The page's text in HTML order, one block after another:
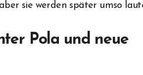
sie werden später umso
Pola und neue